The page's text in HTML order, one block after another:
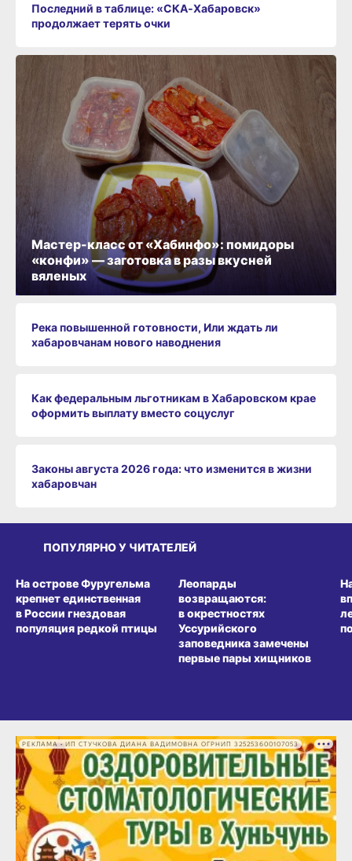
Последний в таблице: «СКА‑Хабаровск»
продолжает терять очки
Река повышенной готовности, Или ждать ли
хабаровчанам нового наводнения
Как федеральным льготникам в Хабаровском крае
оформить выплату вместо соцуслуг
Законы августа 2026 года: что изменится в жизни
хабаровчан
Мастер-класс от «Хабинфо»: помидоры
«конфи» — заготовка в разы вкусней
вяленых
ПОПУЛЯРНО У ЧИТАТЕЛЕЙ
На острове Фуругельма
крепнет единственная
в России гнездовая
популяция редкой птицы
Леопарды
возвращаются:
в окрестностях
Уссурийского
заповедника замечены
первые пары хищников
РЕКЛАМА • ИП СТУЧКОВА ДИАНА ВАДИМОВНА ОГРНИП 325253600107053